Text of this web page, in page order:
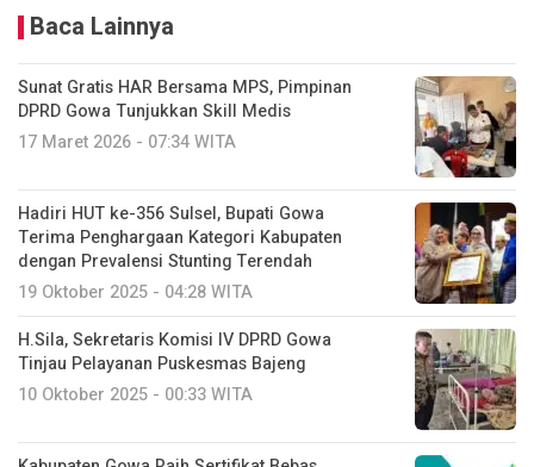
Baca Lainnya
Sunat Gratis HAR Bersama MPS, Pimpinan
DPRD Gowa Tunjukkan Skill Medis
17 Maret 2026 - 07:34 WITA
Hadiri HUT ke-356 Sulsel, Bupati Gowa
Terima Penghargaan Kategori Kabupaten
dengan Prevalensi Stunting Terendah
19 Oktober 2025 - 04:28 WITA
H.Sila, Sekretaris Komisi IV DPRD Gowa
Tinjau Pelayanan Puskesmas Bajeng
10 Oktober 2025 - 00:33 WITA